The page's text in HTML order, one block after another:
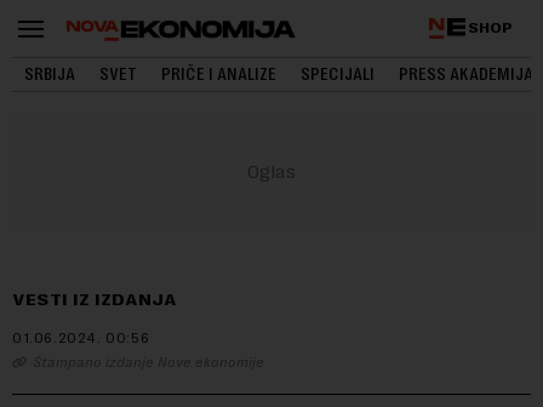
SHOP
SRBIJA SVET PRIČE I ANALIZE SPECIJALI PRESS AKADEMIJA
VESTI IZ IZDANJA
01.06.2024. 00:56
Štampano izdanje Nove ekonomije